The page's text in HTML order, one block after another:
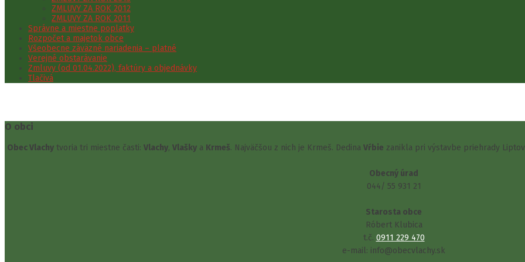
ZMLUVY ZA ROK 2012
ZMLUVY ZA ROK 2011
Správne a miestne poplatky
Rozpočet a majetok obce
Všeobecne záväzné nariadenia – platné
Verejné obstarávanie
Zmluvy (od 01.04.2022), faktúry a objednávky
Tlačivá
O obci
Obec Vlachy tvoria tri miestne časti: Vlachy, Vlašky a Krmeš. Najväčšou z nich je Krmeš. Dedina Vŕbie zanikla pri výstavbe priehrady
Obecný úrad
044/ 55 931 21
Starosta obce
Róbert Klubica
t.č. 0911 229 470
e-mail: info@obecvlachy.sk